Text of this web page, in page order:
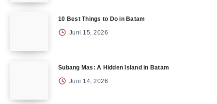
10 Best Things to Do in Batam
Juni 15, 2026
Subang Mas: A Hidden Island in Batam
Juni 14, 2026